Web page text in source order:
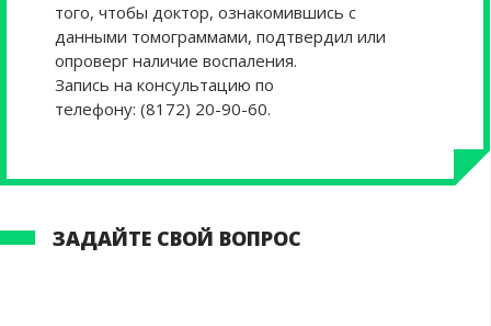
того, чтобы доктор, ознакомившись с
данными томограммами, подтвердил или
опроверг наличие воспаления.
Запись на консультацию по
телефону: (8172) 20-90-60.
ЗАДАЙТЕ СВОЙ ВОПРОС